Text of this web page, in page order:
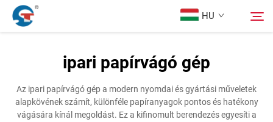
HU
Termékek
Keresés
ipari papírvágó gép
Az ipari papírvágó gép a modern nyomdai és gyártási műveletek
alapkövének számít, különféle papíranyagok pontos és hatékony
vágására kínál megoldást. Ez a kifinomult berendezés egyesíti a